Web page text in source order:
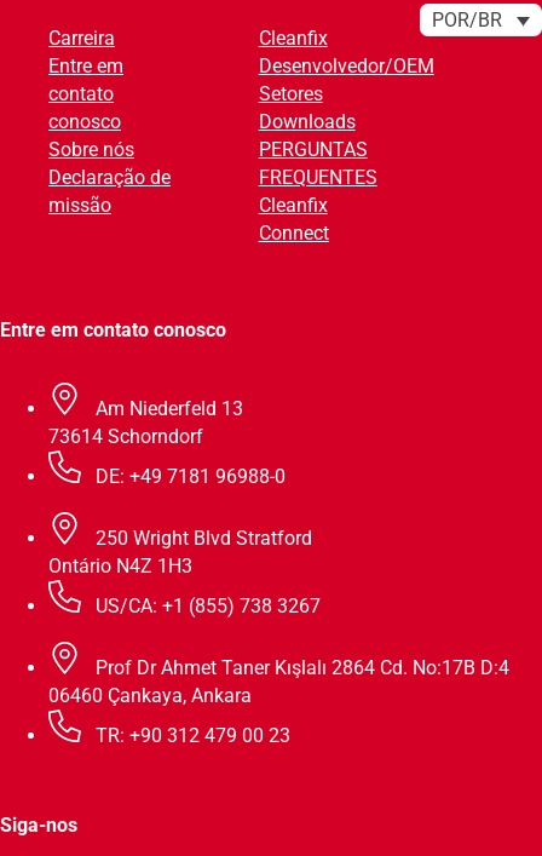
v
e
Entre em contato conosco
Am Niederfeld 13
73614 Schorndorf
DE: +49 7181 96988-0
250 Wright Blvd Stratford
Ontário N4Z 1H3
US/CA: +1 (855) 738 3267
Prof Dr Ahmet Taner Kışlalı 2864 Cd. No:17B D:4
06460 Çankaya, Ankara
TR: +90 312 479 00 23
Siga-nos
Carreira
Entre em
contato
conosco
Sobre nós
Declaração de
missão
Cleanfix
Desenvolvedor/OEM
Setores
Downloads
PERGUNTAS
FREQUENTES
Cleanfix
Connect
POR/BR